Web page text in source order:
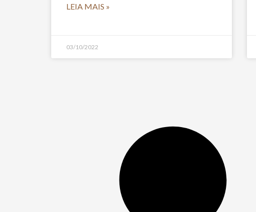
LEIA MAIS »
03/10/2022